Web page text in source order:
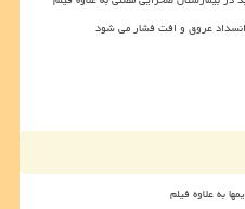
عروق و افت فشار می شود
به علاوه فیلم